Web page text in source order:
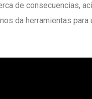
de consecuencias,
da herramientas